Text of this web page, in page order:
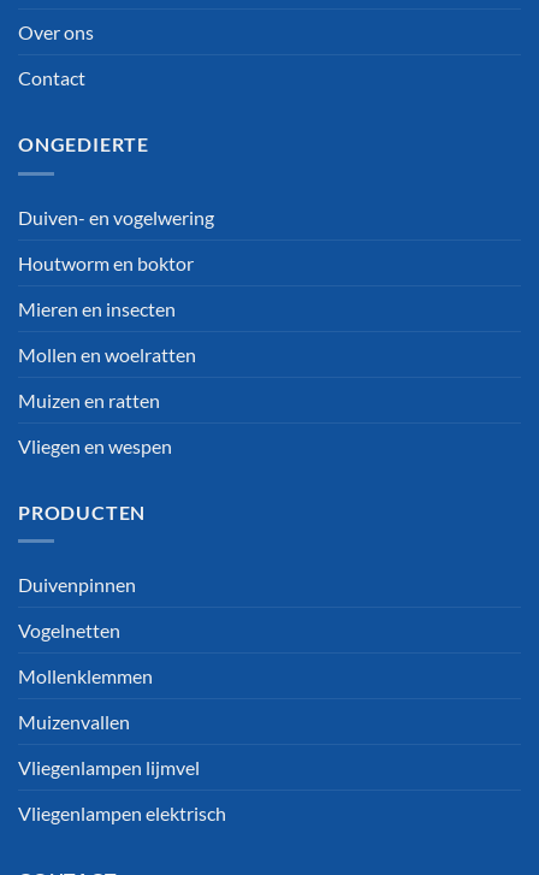
Over ons
Contact
ONGEDIERTE
Duiven- en vogelwering
Houtworm en boktor
Mieren en insecten
Mollen en woelratten
Muizen en ratten
Vliegen en wespen
PRODUCTEN
Duivenpinnen
Vogelnetten
Mollenklemmen
Muizenvallen
Vliegenlampen lijmvel
Vliegenlampen elektrisch